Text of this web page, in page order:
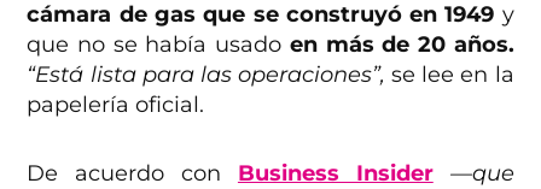
cámara de gas que se construyó en 1949 y
que no se había usado en más de 20 años.
“Está lista para las operaciones”, se lee en la
papelería oficial.
De acuerdo con Business Insider
—que